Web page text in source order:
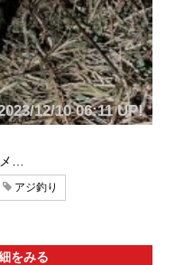
12/10 06:11 UP!
…
アジ釣り
をみる